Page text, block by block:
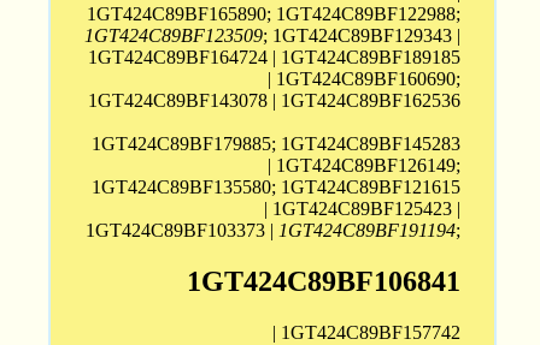
1GT424C89BF165890; 1GT424C89BF122988;
1GT424C89BF123509; 1GT424C89BF129343 |
1GT424C89BF164724 | 1GT424C89BF189185
| 1GT424C89BF160690;
1GT424C89BF143078 | 1GT424C89BF162536
1GT424C89BF179885; 1GT424C89BF145283
| 1GT424C89BF126149;
1GT424C89BF135580; 1GT424C89BF121615
| 1GT424C89BF125423 |
1GT424C89BF103373 | 1GT424C89BF191194;
1GT424C89BF106841
| 1GT424C89BF157742